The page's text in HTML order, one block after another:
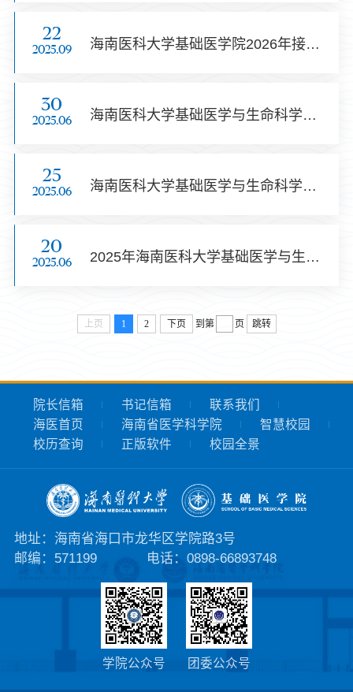
22
2025.09 海南医科大学基础医学院2026年接收推荐免试攻读硕士研究生复试通知
30
2025.06 海南医科大学基础医学与生命科学学院2025年博士研究生招生考试复试通知
25
2025.06 海南医科大学基础医学与生命科学学院2025年博士研究生招生复试录取工作实施细则
20
2025.06 2025年海南医科大学基础医学与生命科学学院博士研究生招生考试资格审核通知
上页 1 2 下页 到第 页 跳转
院长信箱 书记信箱
联系我们
海医首页
海南省医学科学院
智慧校园
校历查询
正版软件 校园全景
地址：海南省海口市龙华区学院路3号
邮编：571199
电话：0898-66893748
学院公众号 团委公众号